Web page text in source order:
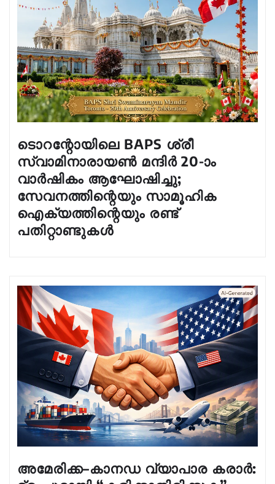
ടൊറന്റോയിലെ BAPS ശ്രീ
സ്വാമിനാരായൺ മന്ദിർ 20-ാം
വാർഷികം ആഘോഷിച്ചു;
സേവനത്തിന്റെയും സാമൂഹിക
ഐക്യത്തിന്റെയും രണ്ട്
പതിറ്റാണ്ടുകൾ
അമേരിക്ക–കാനഡ വ്യാപാര കരാർ: